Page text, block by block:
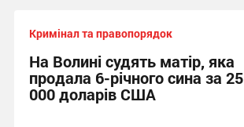
Кримінал та правопорядок
На Волині судять матір, яка
продала 6-річного сина за 25
000 доларів США